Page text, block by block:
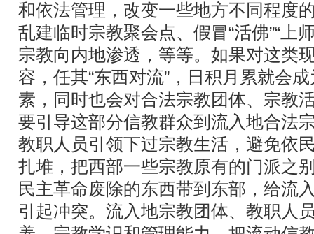
和依法管理，改变一些地方不同程度
乱建临时宗教聚会点、假冒“活佛”“上
宗教向内地渗透，等等。如果对这类
容，任其“东西对流”，日积月累就会
素，同时也会对合法宗教团体、宗教
要引导这部分信教群众到流入地合法
教职人员引领下过宗教生活，避免依
扎堆，把西部一些宗教原有的门派之
民主革命废除的东西带到东部，给流
引起冲突。流入地宗教团体、教职人